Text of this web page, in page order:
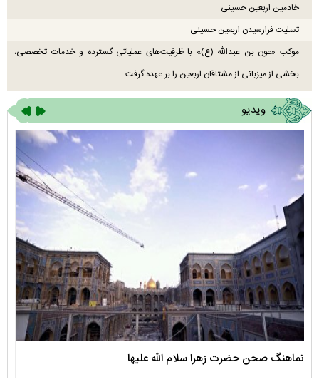
خادمین اربعین حسینی
تسلیت فرارسیدن اربعین حسینی
موکب «عون بن عبدالله (ع)» با ظرفیت‌های عملیاتی گسترده و خدمات تخصصی،
بخشی از میزبانی از مشتاقان اربعین را بر عهده گرفت
ویدیو
نماهنگ صحن حضرت زهرا سلام الله علیها